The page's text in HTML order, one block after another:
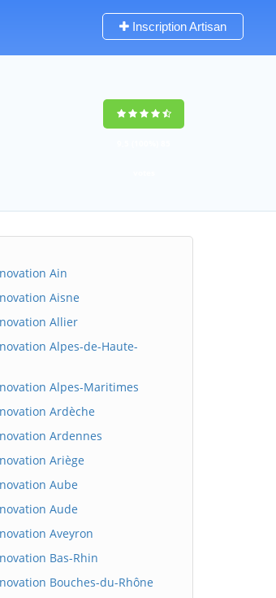
Inscription Artisan
Ain
Aisne
Allier
Alpes-de-Haute-
Alpes-Maritimes
Ardèche
Ardennes
Ariège
Aube
Aude
Aveyron
Bas-Rhin
Bouches-du-Rhône